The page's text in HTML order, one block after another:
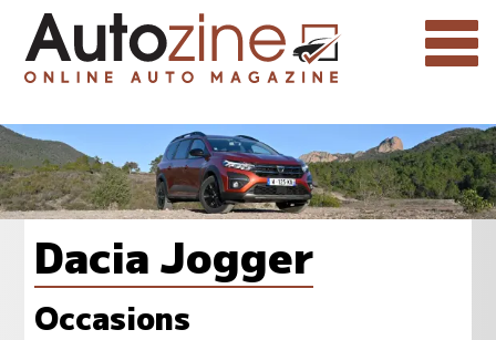
Dacia Jogger
Occasions